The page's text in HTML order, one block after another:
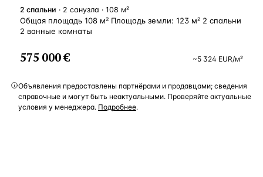
2 спальни · 2 санузла · 108 м²
Общая площадь 108 м² Площадь земли: 123 м² 2 спальни
2 ванные комнаты
575 000 € ~5 324 EUR/м²
Объявления предоставлены партнёрами и продавцами; сведения
справочные и могут быть неактуальными. Проверяйте актуальные
условия у менеджера. Подробнее.